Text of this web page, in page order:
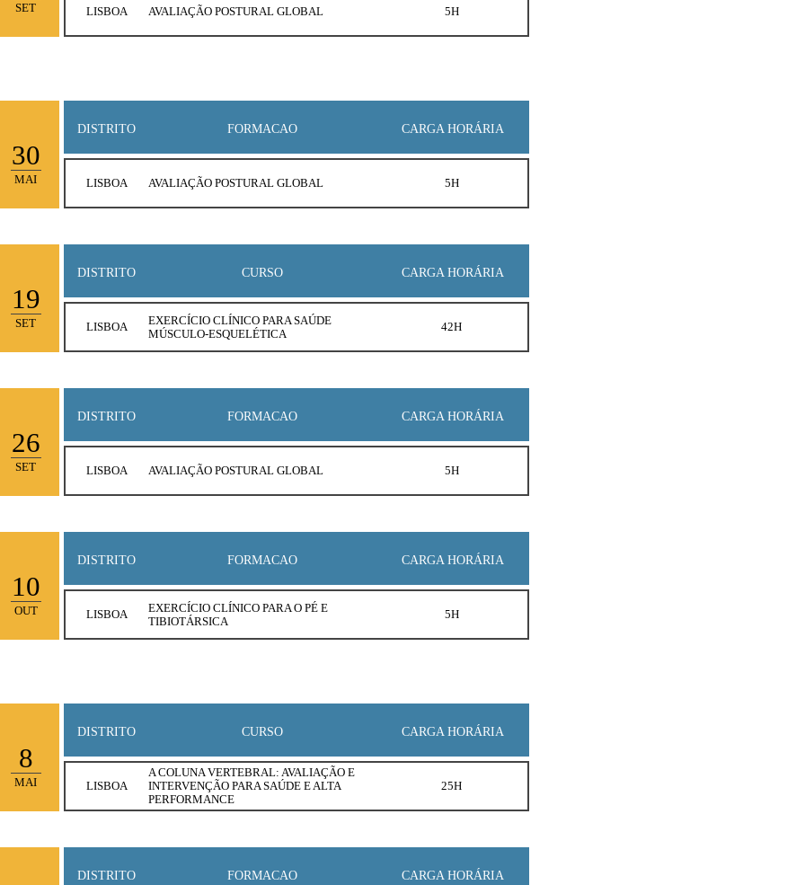
SET LISBOA AVALIAÇÃO POSTURAL GLOBAL 5H
30
MAI
DISTRITO FORMACAO CARGA HORÁRIA
LISBOA AVALIAÇÃO POSTURAL GLOBAL 5H
19
SET
DISTRITO CURSO CARGA HORÁRIA
LISBOA
EXERCÍCIO CLÍNICO PARA SAÚDE
MÚSCULO-ESQUELÉTICA
42H
26
SET
DISTRITO FORMACAO CARGA HORÁRIA
LISBOA AVALIAÇÃO POSTURAL GLOBAL 5H
10
OUT
DISTRITO FORMACAO CARGA HORÁRIA
LISBOA
EXERCÍCIO CLÍNICO PARA O PÉ E
TIBIOTÁRSICA
5H
8
MAI
DISTRITO CURSO CARGA HORÁRIA
LISBOA
A COLUNA VERTEBRAL: AVALIAÇÃO E
INTERVENÇÃO PARA SAÚDE E ALTA
PERFORMANCE
25H
DISTRITO FORMACAO CARGA HORÁRIA